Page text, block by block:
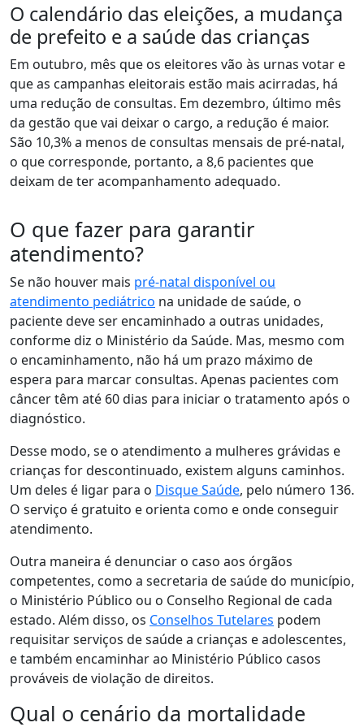
O calendário das eleições, a mudança
de prefeito e a saúde das crianças
Em outubro, mês que os eleitores vão às urnas votar e
que as campanhas eleitorais estão mais acirradas, há
uma redução de consultas. Em dezembro, último mês
da gestão que vai deixar o cargo, a redução é maior.
São 10,3% a menos de consultas mensais de pré-natal,
o que corresponde, portanto, a 8,6 pacientes que
deixam de ter acompanhamento adequado.
O que fazer para garantir
atendimento?
Se não houver mais pré-natal disponível ou
atendimento pediátrico na unidade de saúde, o
paciente deve ser encaminhado a outras unidades,
conforme diz o Ministério da Saúde. Mas, mesmo com
o encaminhamento, não há um prazo máximo de
espera para marcar consultas. Apenas pacientes com
câncer têm até 60 dias para iniciar o tratamento após o
diagnóstico.
Desse modo, se o atendimento a mulheres grávidas e
crianças for descontinuado, existem alguns caminhos.
Um deles é ligar para o Disque Saúde, pelo número 136.
O serviço é gratuito e orienta como e onde conseguir
atendimento.
Outra maneira é denunciar o caso aos órgãos
competentes, como a secretaria de saúde do município,
o Ministério Público ou o Conselho Regional de cada
estado. Além disso, os Conselhos Tutelares podem
requisitar serviços de saúde a crianças e adolescentes,
e também encaminhar ao Ministério Público casos
prováveis de violação de direitos.
Qual o cenário da mortalidade